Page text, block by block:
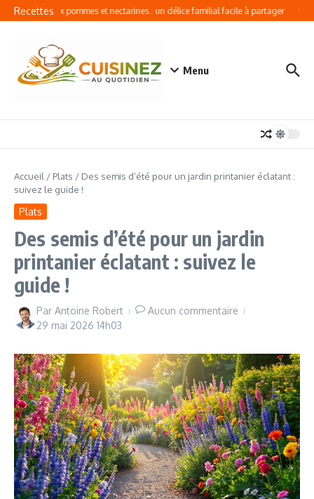
Aller au contenu
Recettes
Crumble aux pommes et nectarines : un délice familial facile à partager
Menu
Accueil / Plats / Des semis d’été pour un jardin printanier éclatant :
suivez le guide !
Plats
Des semis d’été pour un jardin
printanier éclatant : suivez le
guide !
Par Antoine Robert
Aucun commentaire
29 mai 2026 14h03